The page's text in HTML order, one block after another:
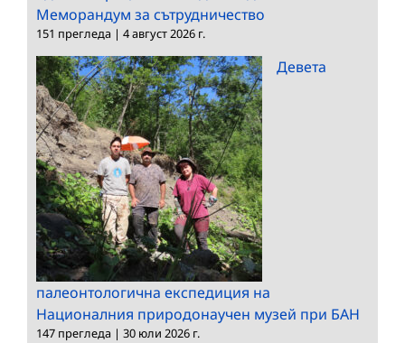
Меморандум за сътрудничество
151 прегледа | 4 август 2026 г.
Девета
палеонтологична експедиция на
Националния природонаучен музей при БАН
147 прегледа | 30 юли 2026 г.